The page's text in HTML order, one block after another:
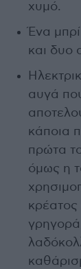
χυμό.
Ένα
και δυο
αυγά
κάποια
πρώτα
όμως η
κρέατος